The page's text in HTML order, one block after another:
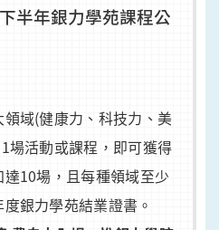
半年銀力學苑課程公
域(健康力、科技力、美
場活動或課程，即可獲得
10場，且每種領域至少
銀力學苑結業證書。